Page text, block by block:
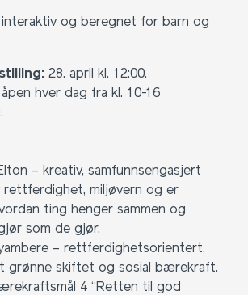
og beregnet for barn og
28. april kl. 12:00.
hver dag fra kl. 10-16
– kreativ, samfunnsengasjert
miljøvern og er
ting henger sammen og
som de gjør.
– rettferdighetsorientert,
grønne skiftet og sosial bærekraft.
4 “Retten til god